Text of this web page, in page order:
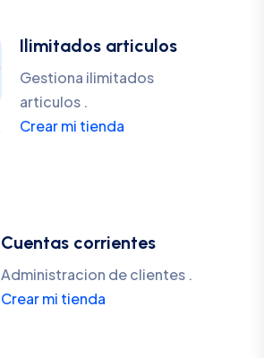
Ilimitados articulos
Gestiona ilimitados
articulos .
Crear mi tienda
Cuentas corrientes
Administracion de clientes .
Crear mi tienda